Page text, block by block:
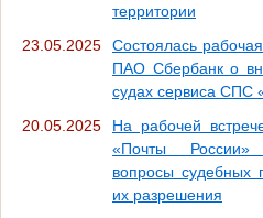
территории
23.05.2025
Состоялась
ПАО Сбербанк о
судах сервиса СПС
20.05.2025
На рабочей
«Почты России»
вопросы судебных
их разрешения